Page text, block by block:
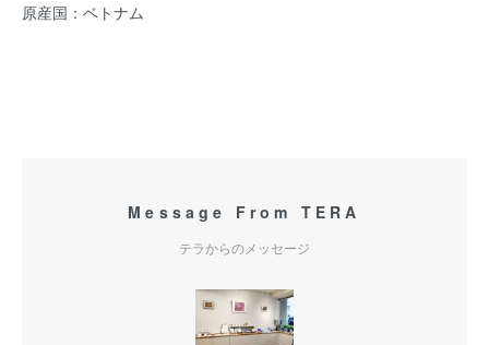
原産国：ベトナム
Message From TERA
テラからのメッセージ